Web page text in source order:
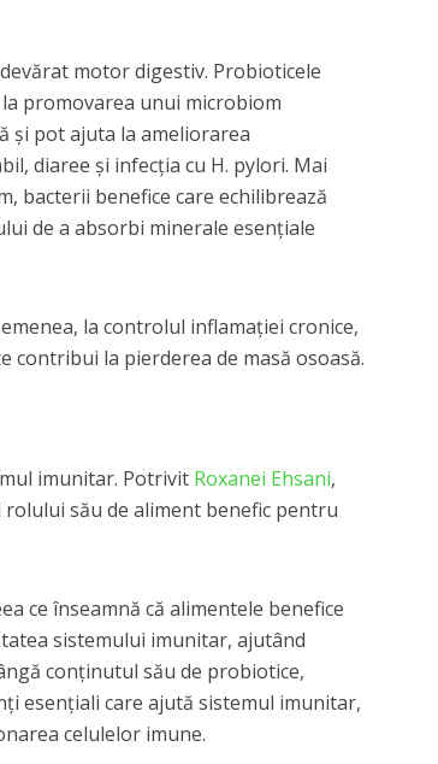
motor digestiv. Probioticele
promovarea unui microbiom
și pot ajuta la ameliorarea
diaree și infecția cu H. pylori. Mai
bacterii benefice care echilibrează
de a absorbi minerale esențiale
la controlul inflamației cronice,
contribui la pierderea de masă osoasă.
imunitar. Potrivit Roxanei Ehsani,
său de aliment benefic pentru
ce înseamnă că alimentele benefice
sistemului imunitar, ajutând
conținutul său de probiotice,
esențiali care ajută sistemul imunitar,
celulelor imune.